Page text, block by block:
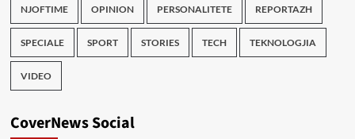
NJOFTIME OPINION PERSONALITETE REPORTAZH
SPECIALE SPORT STORIES TECH TEKNOLOGJIA
VIDEO
CoverNews Social